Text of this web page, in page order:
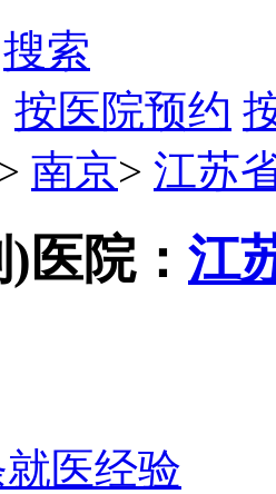
搜索
按医院预约
南京> 江苏
)医院： 江
就医经验